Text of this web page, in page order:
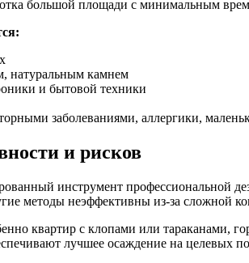
большой площади с минимальным
натуральным камнем
и бытовой техники
заболеваниями, аллергики,
и рисков
инструмент профессиональной
методы неэффективны из-за сложной
квартир с клопами или тараканами,
лучшее осаждение на целевых